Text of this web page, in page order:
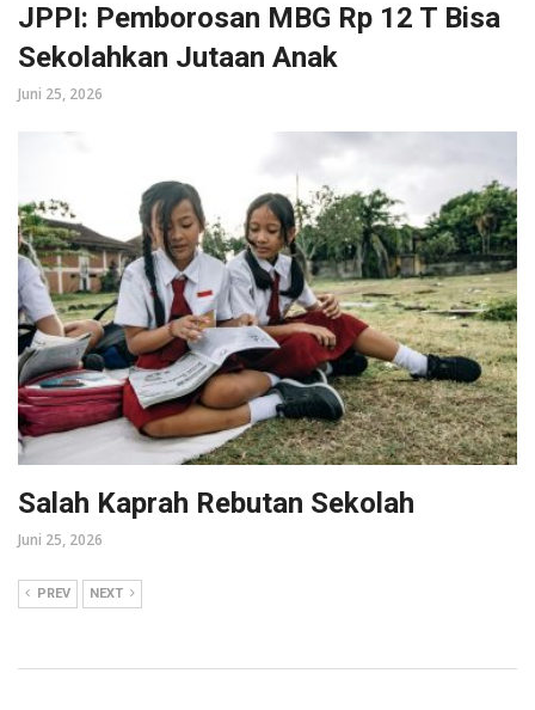
JPPI: Pemborosan MBG Rp 12 T Bisa
Sekolahkan Jutaan Anak
Juni 25, 2026
Salah Kaprah Rebutan Sekolah
Juni 25, 2026
PREV NEXT